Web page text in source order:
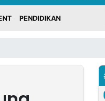
PENDIDIKAN